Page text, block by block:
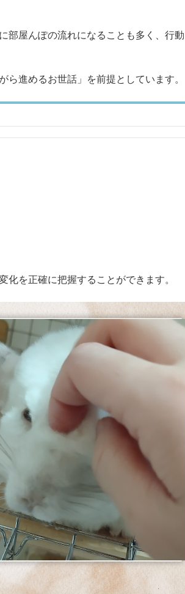
部屋んぽの流れになることも多く、行動
ら進めるお世話」を前提としています。
化を正確に把握することができます。